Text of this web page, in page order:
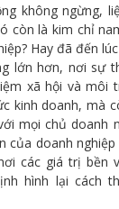
không ngừng,
còn là kim chỉ
Hay đã đến
lớn hơn, nơi sự
xã hội và môi
kinh doanh, mà
mọi chủ doanh
của doanh
các giá trị bền
hình lại cách